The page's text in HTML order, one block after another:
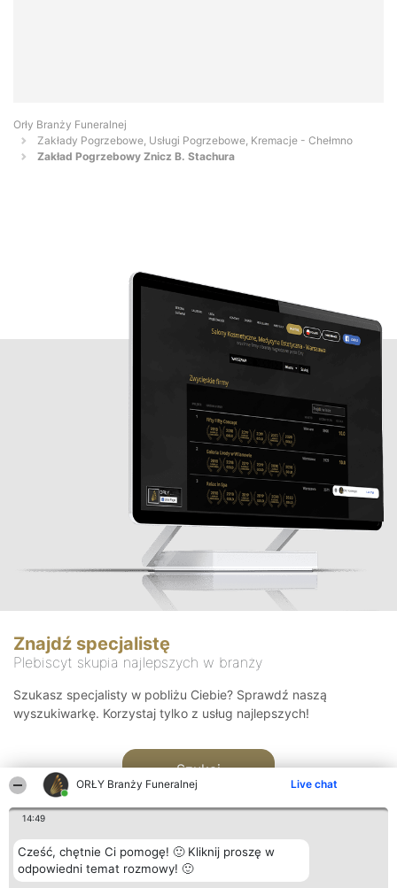
ORŁY Branży Funeralnej Live chat
14:49
Cześć, chętnie Ci pomogę! 🙂 Kliknij proszę w
odpowiedni temat rozmowy! 🙂
Orły Branży Funeralnej
Zakłady Pogrzebowe, Usługi Pogrzebowe, Kremacje - Chełmno
Zakład Pogrzebowy Znicz B. Stachura
Znajdź specjalistę
Plebiscyt skupia najlepszych w branży
Szukasz specjalisty w pobliżu Ciebie? Sprawdź naszą
wyszukiwarkę. Korzystaj tylko z usług najlepszych!
Szukaj